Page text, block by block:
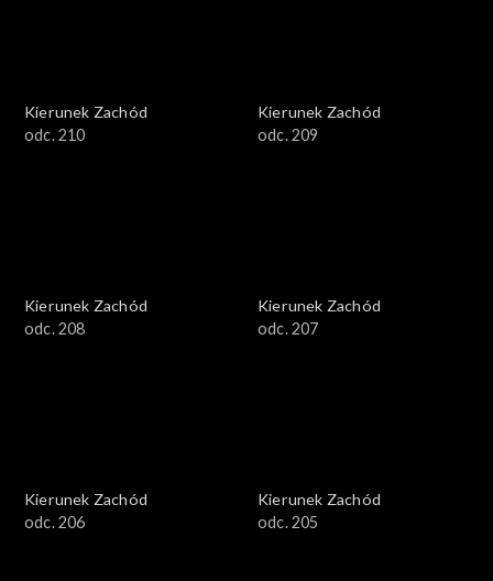
Kierunek Zachód
odc. 210
Kierunek Zachód
odc. 209
Kierunek Zachód
odc. 208
Kierunek Zachód
odc. 207
Kierunek Zachód
odc. 206
Kierunek Zachód
odc. 205